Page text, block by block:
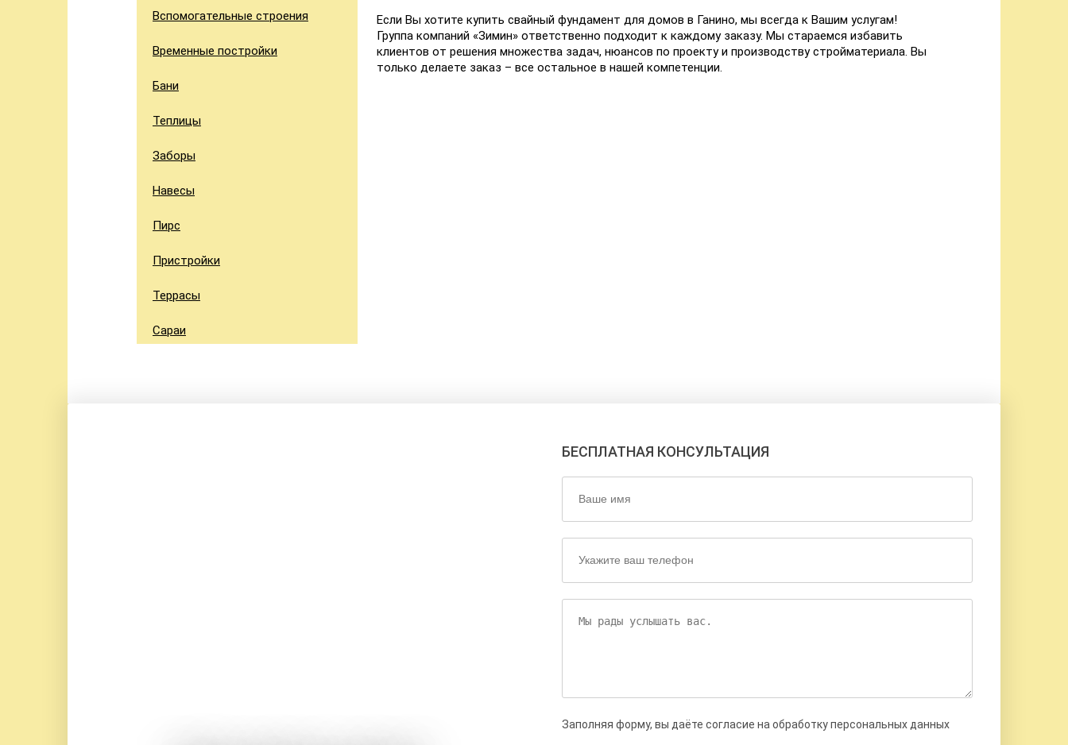
Вспомогательные строения
Временные постройки
Бани
Теплицы
Заборы
Навесы
Пирс
Пристройки
Террасы
Сараи
Если Вы хотите купить свайный фундамент для домов в Ганино, мы всегда к Вашим услугам!
Группа компаний «Зимин» ответственно подходит к каждому заказу. Мы стараемся избавить
клиентов от решения множества задач, нюансов по проекту и производству стройматериала. Вы
только делаете заказ – все остальное в нашей компетенции.
БЕСПЛАТНАЯ КОНСУЛЬТАЦИЯ
Заполняя форму, вы даёте согласие на обработку персональных данных